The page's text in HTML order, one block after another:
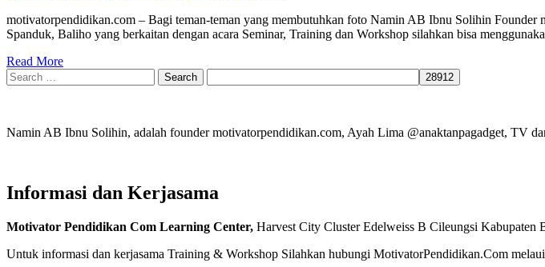
motivatorpendidikan.com – Bagi teman-teman yang membutuhkan foto Namin AB Ibnu Solihin
Spanduk, Baliho yang berkaitan dengan acara Seminar, Training dan Workshop silahkan bisa
Read More
Search
for:
Namin AB Ibnu Solihin, adalah founder motivatorpendidikan.com, Ayah Lima @anaktanpagadget, TV
Informasi dan Kerjasama
Motivator Pendidikan Com Learning Center, Harvest City Cluster Edelweiss B Cileungsi Kabupaten
Untuk informasi dan kerjasama Training & Workshop Silahkan hubungi MotivatorPendidikan.Com